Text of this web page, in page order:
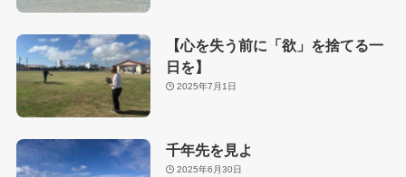
【心を失う前に「欲」を捨てる一
日を】
2025年7月1日
千年先を見よ
2025年6月30日